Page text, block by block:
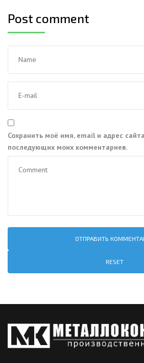
Post comment
Сохранить моё имя, email и адрес
последующих моих комментариев.
RESET